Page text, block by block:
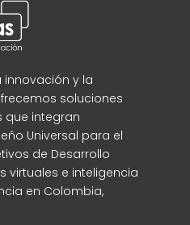
y la
soluciones
que integran
Universal para el
de Desarrollo
virtuales e inteligencia
en Colombia,